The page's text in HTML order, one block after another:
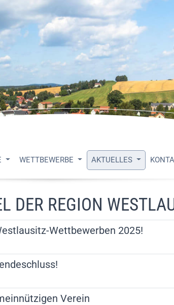
WETTBEWERBE AKTUELLES
DER REGION
Wettbewerben 2025!
Verein